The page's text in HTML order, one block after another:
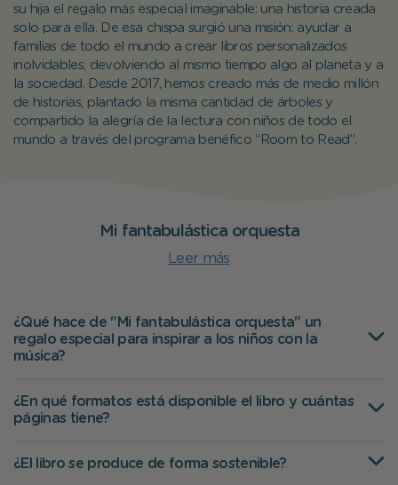
su hija el regalo más especial imaginable: una historia creada
solo para ella. De esa chispa surgió una misión: ayudar a
familias de todo el mundo a crear libros personalizados
inolvidables, devolviendo al mismo tiempo algo al planeta y a
la sociedad. Desde 2017, hemos creado más de medio millón
de historias, plantado la misma cantidad de árboles y
compartido la alegría de la lectura con niños de todo el
mundo a través del programa benéfico “Room to Read”.
Mi fantabulástica orquesta
Leer más
¿Qué hace de "Mi fantabulástica orquesta" un
regalo especial para inspirar a los niños con la
música?
¿En qué formatos está disponible el libro y cuántas
páginas tiene?
¿El libro se produce de forma sostenible?